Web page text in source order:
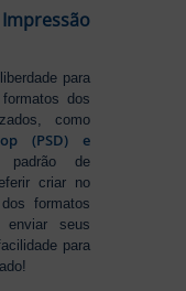
para
dos
como
(PSD) e
de
criar no
formatos
seus
para